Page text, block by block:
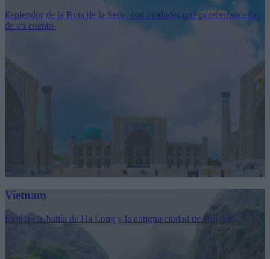
Esplendor de la Ruta de la Seda, con ciudades qué parecen sacadas
de un cuento.
Vietnam
Explora la bahía de Ha Long y la antigua ciudad de Hoi An.